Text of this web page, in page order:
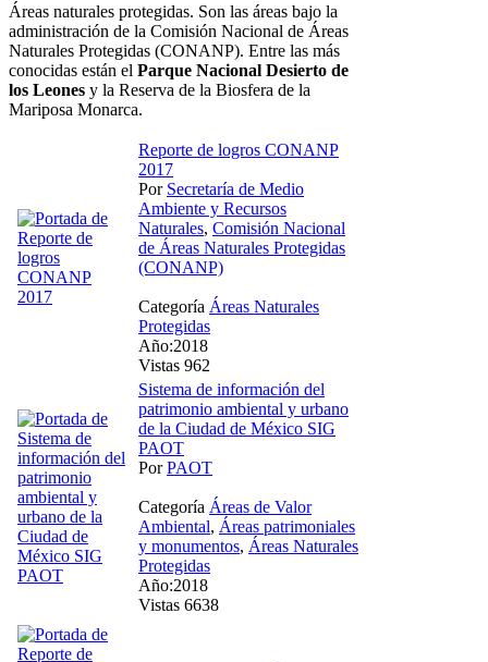
Áreas naturales protegidas. Son las áreas bajo la
administración de la Comisión Nacional de Áreas
Naturales Protegidas (CONANP). Entre las más
conocidas están el Parque Nacional Desierto de
los Leones y la Reserva de la Biosfera de la
Mariposa Monarca.
Reporte de logros CONANP
2017
Por Secretaría de Medio
Ambiente y Recursos
Naturales, Comisión Nacional
de Áreas Naturales Protegidas
(CONANP)
Categoría Áreas Naturales
Protegidas
Año:2018
Vistas 962
Sistema de información del
patrimonio ambiental y urbano
de la Ciudad de México SIG
PAOT
PorPAOT
Categoría Áreas de Valor
Ambiental, Áreas patrimoniales
y monumentos, Áreas Naturales
Protegidas
Año:2018
Vistas 6638